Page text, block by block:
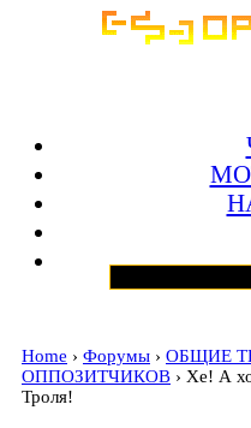
Home › Форумы › ОБЩИЕ
ОППОЗИТЧИКОВ › Хе! А
Троля!